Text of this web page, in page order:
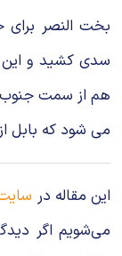
بخت النصر
سدی کشید و این
هم از سمت جنوب
می شود که بابل
این مقاله در
می‌شویم اگر